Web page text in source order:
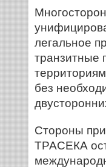
легальное
транзитные
без
Стороны
ТРАСЕКА